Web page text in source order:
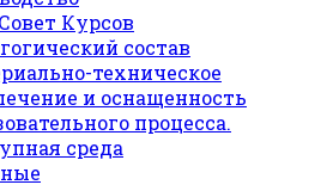
Совет Курсов
состав
техническое
и оснащенность
процесса.
среда